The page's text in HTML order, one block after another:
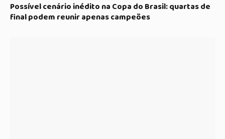
Possível cenário inédito na Copa do Brasil: quartas de
final podem reunir apenas campeões